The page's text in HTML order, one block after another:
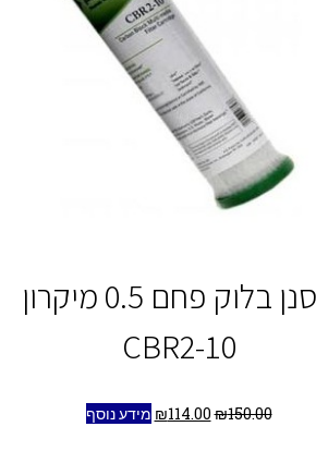
מסנן בלוק פחם 0.5 מיקרון
CBR2-10
₪150.00
₪114.00
מידע נוסף